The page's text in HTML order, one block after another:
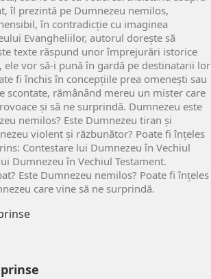
îl prezintă pe Dumnezeu nemilos,
în contradicție cu imaginea
Evangheliilor, autorul dorește să
texte răspund unor împrejurări istorice
ele vor să-i pună în gardă pe destinatarii lor
fi închis în concepțiile prea omenești sau
scontate, rămânând mereu un mister care
și să ne surprindă. Dumnezeu este
nemilos? Este Dumnezeu tiran și
violent și răzbunător? Poate fi înțeles
Contestare lui Dumnezeu în Vechiul
Dumnezeu în Vechiul Testament.
Este Dumnezeu nemilos? Poate fi înţeles
care vine să ne surprindă.